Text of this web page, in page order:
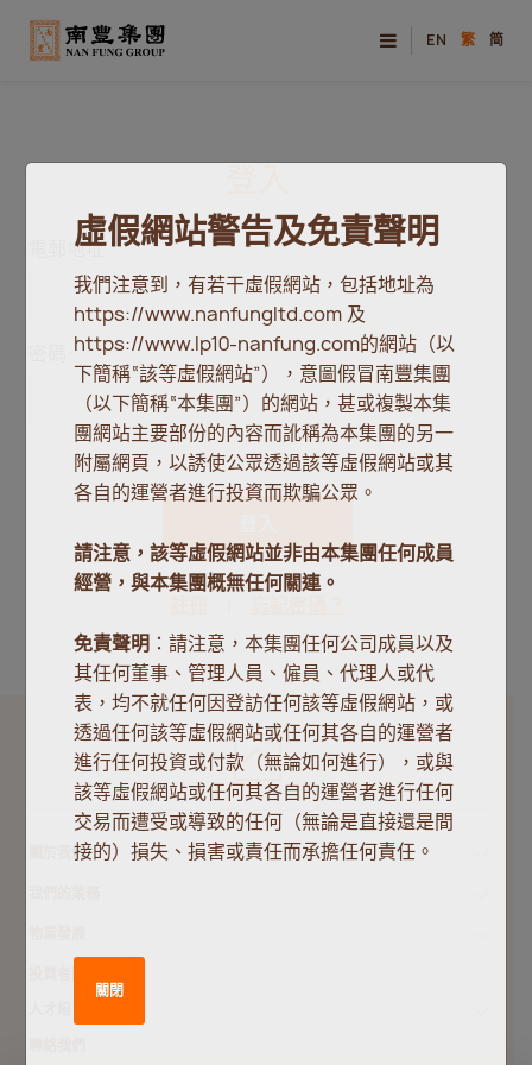
EN 繁 简
電郵地址
關於我們
虛假網站警告及免責聲明
我們注意到，有若干虛假網站，包括地址為
https://www.nanfungltd.com 及
https://www.lp10-nanfung.com的網站（以
下簡稱“該等虛假網站”），意圖假冒南豐集團
（以下簡稱“本集團”）的網站，甚或複製本集
團網站主要部份的內容而訛稱為本集團的另一
附屬網頁，以誘使公眾透過該等虛假網站或其
各自的運營者進行投資而欺騙公眾。
請注意，該等虛假網站並非由本集團任何成員
經營，與本集團概無任何關連。
免責聲明 ：請注意，本集團任何公司成員以及
其任何董事、管理人員、僱員、代理人或代
表，均不就任何因登訪任何該等虛假網站，或
透過任何該等虛假網站或任何其各自的運營者
進行任何投資或付款（無論如何進行），或與
該等虛假網站或任何其各自的運營者進行任何
交易而遭受或導致的任何（無論是直接還是間
接的）損失、損害或責任而承擔任何責任。
關閉